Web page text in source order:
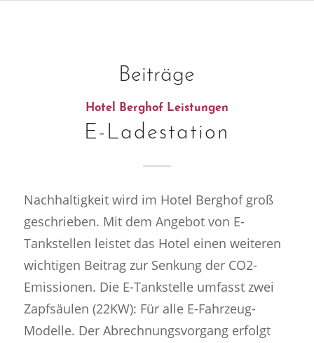
Beiträge
Hotel Berghof Leistungen
E-Ladestation
Nachhaltigkeit wird im Hotel Berghof groß
geschrieben. Mit dem Angebot von E-
Tankstellen leistet das Hotel einen weiteren
wichtigen Beitrag zur Senkung der CO2-
Emissionen. Die E-Tankstelle umfasst zwei
Zapfsäulen (22KW): Für alle E-Fahrzeug-
Modelle. Der Abrechnungsvorgang erfolgt